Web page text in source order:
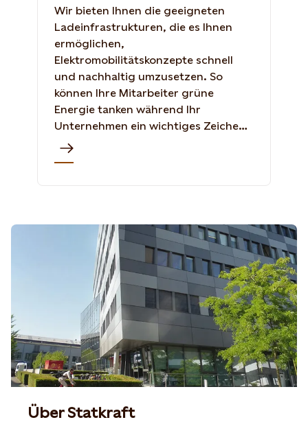
Wir bieten Ihnen die geeigneten
Ladeinfrastrukturen, die es Ihnen
ermöglichen,
Elektromobilitätskonzepte schnell
und nachhaltig umzusetzen. So
können Ihre Mitarbeiter grüne
Energie tanken während Ihr
Unternehmen ein wichtiges Zeichen
für Klimaneutralität setzt und Scope
1 Emissionen nach dem GHG-
Über Statkraft